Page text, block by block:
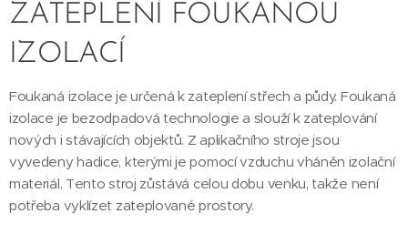
ZATEPLENÍ FOUKANOU
IZOLACÍ
Foukaná izolace je určená k zateplení střech a půdy. Foukaná
izolace je bezodpadová technologie a slouží k zateplování
nových i stávajících objektů. Z aplikačního stroje jsou
vyvedeny hadice, kterými je pomocí vzduchu vháněn izolační
materiál. Tento stroj zůstává celou dobu venku, takže není
potřeba vyklízet zateplované prostory.